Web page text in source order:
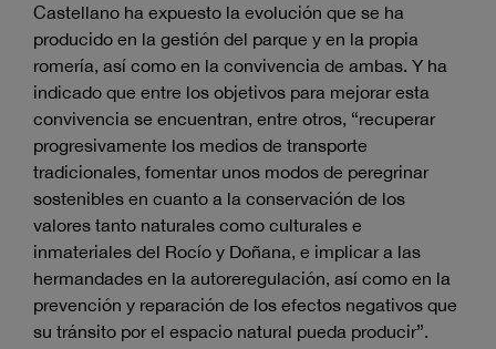
Castellano ha expuesto la evolución que se ha
producido en la gestión del parque y en la propia
romería, así como en la convivencia de ambas. Y ha
indicado que entre los objetivos para mejorar esta
convivencia se encuentran, entre otros, “recuperar
progresivamente los medios de transporte
tradicionales, fomentar unos modos de peregrinar
sostenibles en cuanto a la conservación de los
valores tanto naturales como culturales e
inmateriales del Rocío y Doñana, e implicar a las
hermandades en la autoreregulación, así como en la
prevención y reparación de los efectos negativos que
su tránsito por el espacio natural pueda producir”.